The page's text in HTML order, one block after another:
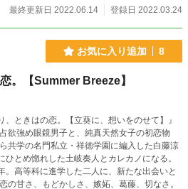
最終更新日 2022.06.14
登録日 2022.03.24
お気に入り追加 8
。【Summer Breeze】
、ときはの恋。【立葵に、想いをのせて】』
欲強め眼鏡男子と、純真天然女子の初恋物
共学の名門私立・祥徳学園に編入した白藤涼
ひとめ惚れした土岐奏人とカレカノになる。
。高等科に進学した二人に、新たな出会いと
甘さ、もどかしさ、嫉妬、葛藤、切なさ。